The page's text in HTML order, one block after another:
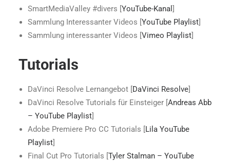
SmartMediaValley #divers [YouTube-Kanal ]
Sammlung Interessanter Videos [YouTube Playlist]
Sammlung interessanter Videos [Vimeo Playlist]
Tutorials
DaVinci Resolve Lernangebot [DaVinci Resolve]
DaVinci Resolve Tutorials für Einsteiger [Andreas Abb
– YouTube Playlist]
Adobe Premiere Pro CC Tutorials [Lila YouTube
Playlist]
Final Cut Pro Tutorials [Tyler Stalman – YouTube